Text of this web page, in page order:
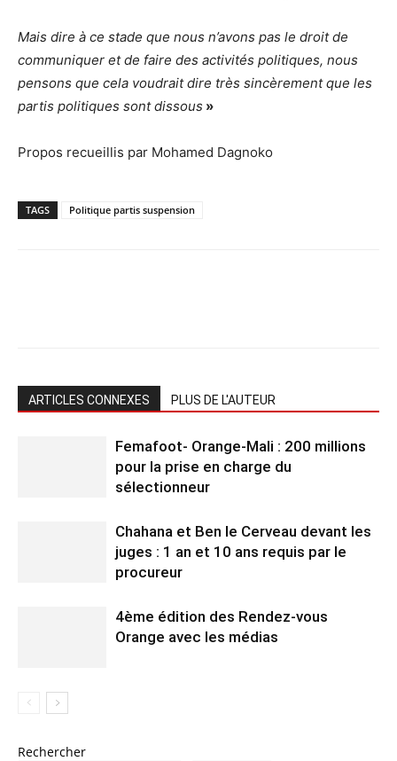
Mais dire à ce stade que nous n’avons pas le droit de
communiquer et de faire des activités politiques, nous
pensons que cela voudrait dire très sincèrement que les
partis politiques sont dissous »
Propos recueillis par Mohamed Dagnoko
TAGS Politique partis suspension
ARTICLES CONNEXES PLUS DE L'AUTEUR
Femafoot- Orange-Mali : 200 millions
pour la prise en charge du
sélectionneur
Chahana et Ben le Cerveau devant les
juges : 1 an et 10 ans requis par le
procureur
4ème édition des Rendez-vous
Orange avec les médias
Rechercher